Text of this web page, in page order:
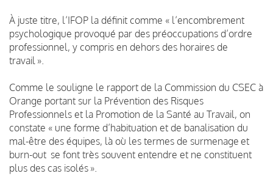
À juste titre, l’IFOP la définit comme « l’encombrement
psychologique provoqué par des préoccupations d’ordre
professionnel, y compris en dehors des horaires de
travail ».
Comme le souligne le rapport de la Commission du CSEC à
Orange portant sur la Prévention des Risques
Professionnels et la Promotion de la Santé au Travail, on
constate « une forme d’habituation et de banalisation du
mal-être des équipes, là où les termes de surmenage et
burn-out se font très souvent entendre et ne constituent
plus des cas isolés ».